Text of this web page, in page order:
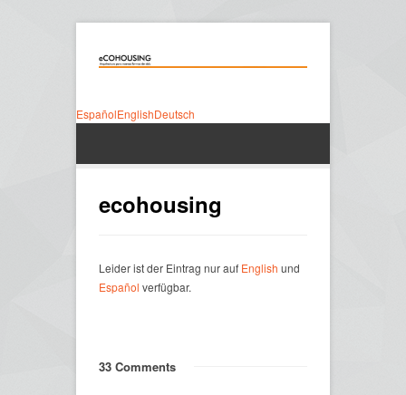
EspañolEnglishDeutsch
ecohousing
Leider ist der Eintrag nur auf English und
Español verfügbar.
33 Comments